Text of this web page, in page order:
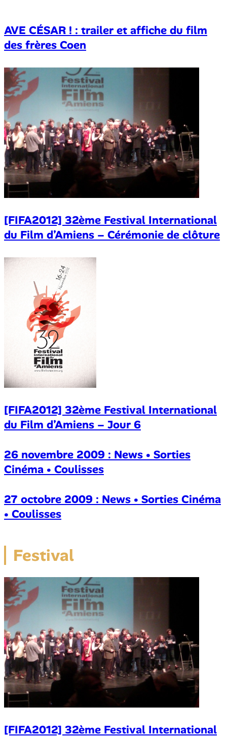
AVE CÉSAR ! : trailer et affiche du film
des frères Coen
[FIFA2012] 32ème Festival International
du Film d’Amiens – Cérémonie de clôture
[FIFA2012] 32ème Festival International
du Film d’Amiens – Jour 6
26 novembre 2009 : News • Sorties
Cinéma • Coulisses
27 octobre 2009 : News • Sorties Cinéma
• Coulisses
Festival
[FIFA2012] 32ème Festival International